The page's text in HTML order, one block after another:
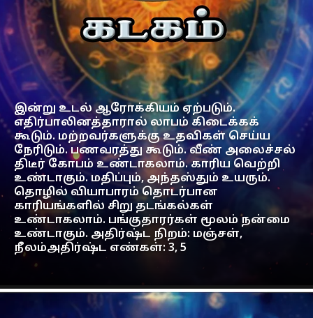
இன்று உடல் ஆரோக்கியம் ஏற்படும்.
எதிர்பாலினத்தாரால் லாபம் கிடைக்கக்
கூடும். மற்றவர்களுக்கு உதவிகள் செய்ய
நேரிடும். பணவரத்து கூடும். வீண் அலைச்சல்
திடீர் கோபம் உண்டாகலாம். காரிய வெற்றி
உண்டாகும். மதிப்பும், அந்தஸ்தும் உயரும்.
தொழில் வியாபாரம் தொடர்பான
காரியங்களில் சிறு தடங்கல்கள்
உண்டாகலாம். பங்குதாரர்கள் மூலம் நன்மை
உண்டாகும். அதிர்ஷ்ட நிறம்: மஞ்சள்,
நீலம்அதிர்ஷ்ட எண்கள்: 3, 5